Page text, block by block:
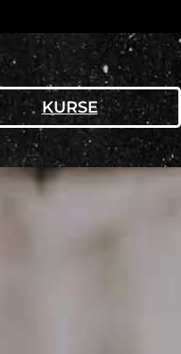
KURSE